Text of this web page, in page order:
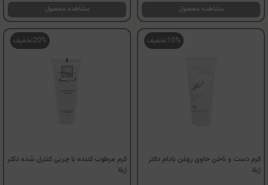
مشاهده محصول مشاهده محصول
10%تخفیف
کرم دست و ناخن حاوی روغن بادام دکتر
ژیلا
20%تخفیف
کرم مرطوب کننده با چربی کنترل شده دکتر
ژیلا